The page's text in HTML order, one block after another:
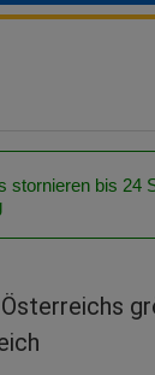
stornieren bis 24